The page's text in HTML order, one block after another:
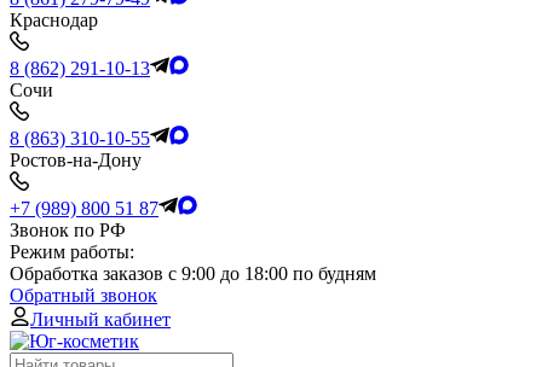
Краснодар
8 (862) 291-10-13
Сочи
8 (863) 310-10-55
Ростов-на-Дону
+7 (989) 800 51 87
Звонок по РФ
Режим работы:
Обработка заказов с 9:00 до 18:00 по будням
Обратный звонок
Личный кабинет